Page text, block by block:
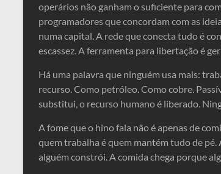
operários não ganham o suficiente para
programadores que concordam com as
numa capital. A rede que conecta tudo é
escassez. A ferramenta para libertação é
Há uma palavra que ninguém usa mais:
recurso. Como petróleo. Como cobre.
substitui, o recurso humano é liberado.
A fome que o hino fala não é apenas de
quem trabalha é quem mantém tudo de
alguém constrói. A comida chega porque